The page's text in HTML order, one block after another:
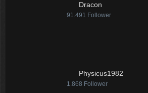
Dracon
91.491 Follower
Physicus1982
1.868 Follower